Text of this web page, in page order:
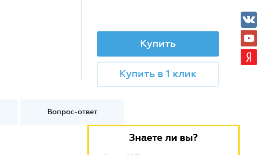
Купить
Купить в 1 клик
Вопрос-ответ
Знаете ли вы?